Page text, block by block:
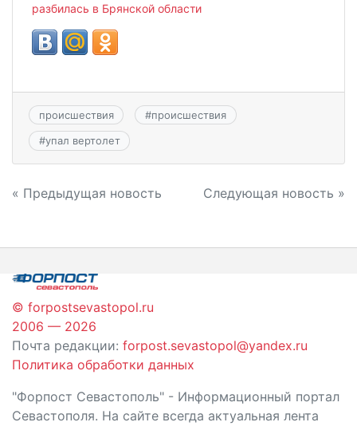
разбилась в Брянской области
происшествия #происшествия
#упал вертолет
Навигация
записям
« Предыдущая новость Следующая новость »
© forpostsevastopol.ru
2006 — 2026
Почта редакции: forpost.sevastopol@yandex.ru
Политика обработки данных
"Форпост Севастополь" - Информационный портал
Севастополя. На сайте всегда актуальная лента